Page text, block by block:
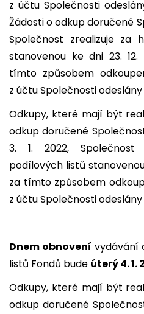
z účtu Společnosti
Žádosti o odkup doručené
Společnost zrealizuje za
stanovenou ke dni 23.
tímto způsobem
z účtu Společnosti odeslány
Odkupy, které mají být
odkup doručené
3. 1. 2022, Společnost
podílových listů stanovenou
za tímto způsobem
z účtu Společnosti odeslány
Dnem obnovení vydávání
listů Fondů bude úterý 4. 1.
Odkupy, které mají být
odkup doručené